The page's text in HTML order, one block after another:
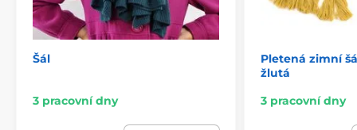
Šál
3 pracovní dny
Pletená zimní
žlutá
3 pracovní dny